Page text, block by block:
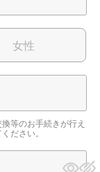
女性
等のお手続きが行え
ださい。